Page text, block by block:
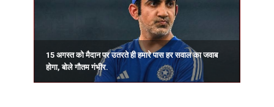
15 अगस्त को मैदान पर उतरते ही हमारे पास हर सवाल का जवाब
होगा, बोले गौतम गंभीर.